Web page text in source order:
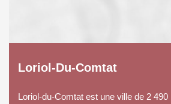
Loriol-Du-Comtat
Loriol-du-Comtat est une ville de 2